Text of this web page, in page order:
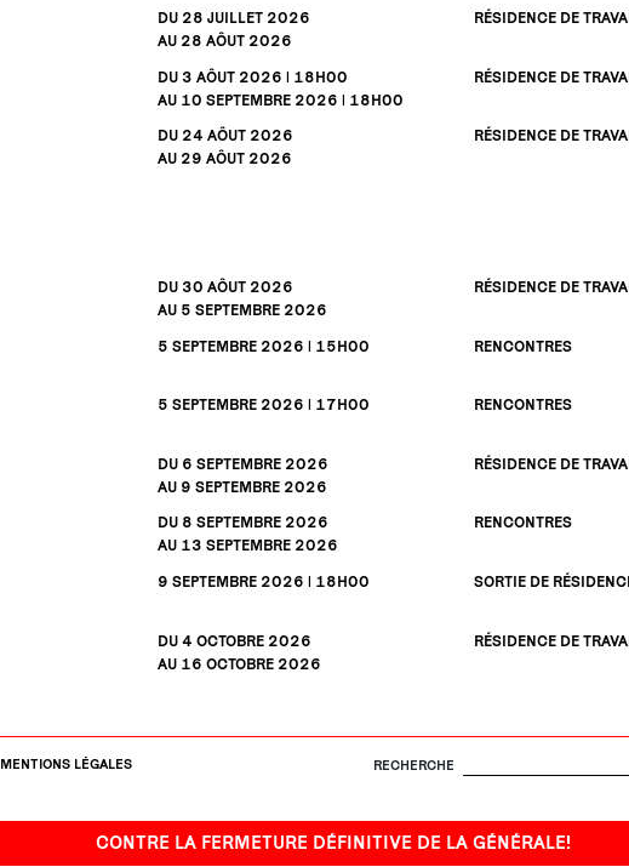
DU 28JUILLET 2026
AU 28AÔUT 2026
RÉSIDENCE DE
DU 3AÔUT 2026 | 18H00
AU 10SEPTEMBRE 2026 | 18H00
RÉSIDENCE DE
DU 24AÔUT 2026
AU 29AÔUT 2026
RÉSIDENCE DE
DU 30AÔUT 2026
AU 5SEPTEMBRE 2026
RÉSIDENCE DE
5SEPTEMBRE 2026 | 15H00 RENCONTRES
5SEPTEMBRE 2026 | 17H00 RENCONTRES
DU 6SEPTEMBRE 2026
AU 9SEPTEMBRE 2026
RÉSIDENCE DE
DU 8SEPTEMBRE 2026
AU 13SEPTEMBRE 2026
RENCONTRES
9SEPTEMBRE 2026 | 18H00 SORTIE DE
DU 4OCTOBRE 2026
AU 16OCTOBRE 2026
RÉSIDENCE DE
MENTIONS LÉGALES RECHERCHE
CONTRE LA FERMETURE DÉFINITIVE DE LA GÉNÉRALE!